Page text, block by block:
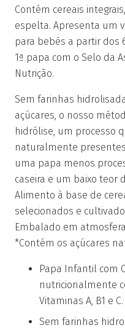
Contém cereais
espelta. Apresenta um
para bebés a partir dos
1ª papa com o Selo da
Nutrição.
Sem farinhas
açúcares, o nosso
hidrólise, um processo
naturalmente
uma papa menos
caseira e um baixo teor
Alimento à base de
selecionados e
Embalado em
*Contém os açúcares
Papa Infantil com
nutricionalmente
Vitaminas A, B1 e C.
Sem farinhas